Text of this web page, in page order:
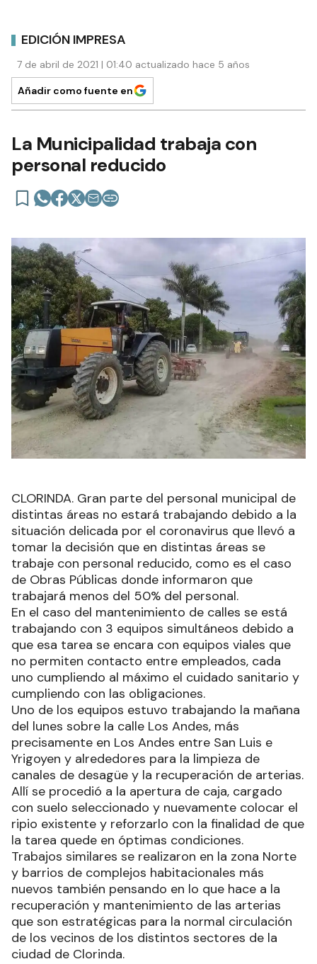
EDICIÓN IMPRESA
7 de abril de 2021 | 01:40 actualizado hace 5 años
Añadir como fuente en
La Municipalidad trabaja con
personal reducido
CLORINDA. Gran parte del personal municipal de
distintas áreas no estará trabajando debido a la
situación delicada por el coronavirus que llevó a
tomar la decisión que en distintas áreas se
trabaje con personal reducido, como es el caso
de Obras Públicas donde informaron que
trabajará menos del 50% del personal.
En el caso del mantenimiento de calles se está
trabajando con 3 equipos simultáneos debido a
que esa tarea se encara con equipos viales que
no permiten contacto entre empleados, cada
uno cumpliendo al máximo el cuidado sanitario y
cumpliendo con las obligaciones.
Uno de los equipos estuvo trabajando la mañana
del lunes sobre la calle Los Andes, más
precisamente en Los Andes entre San Luis e
Yrigoyen y alrededores para la limpieza de
canales de desagüe y la recuperación de arterias.
Allí se procedió a la apertura de caja, cargado
con suelo seleccionado y nuevamente colocar el
ripio existente y reforzarlo con la finalidad de que
la tarea quede en óptimas condiciones.
Trabajos similares se realizaron en la zona Norte
y barrios de complejos habitacionales más
nuevos también pensando en lo que hace a la
recuperación y mantenimiento de las arterias
que son estratégicas para la normal circulación
de los vecinos de los distintos sectores de la
ciudad de Clorinda.